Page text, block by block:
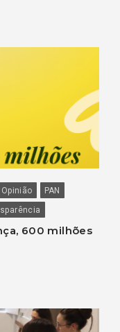
Opinião
PAN
600 milhões